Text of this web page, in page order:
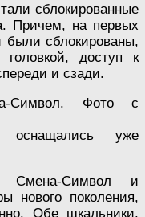
сблокированные
Причем, на первых
были сблокированы,
доступ к
и сзади.
Символ. Фото с
оснащались уже
Смена-Символ и
поколения,
Обе шкальники,